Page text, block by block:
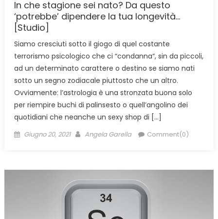
In che stagione sei nato? Da questo
‘potrebbe’ dipendere la tua longevità…
[Studio]
Siamo cresciuti sotto il giogo di quel costante
terrorismo psicologico che ci “condanna“, sin da piccoli,
ad un determinato carattere o destino se siamo nati
sotto un segno zodiacale piuttosto che un altro.
Ovviamente: l’astrologia è una stronzata buona solo
per riempire buchi di palinsesto o quell’angolino dei
quotidiani che neanche un sexy shop di […]
Posted
Giugno 20, 2021 Author
Angela Garella Comment(0)